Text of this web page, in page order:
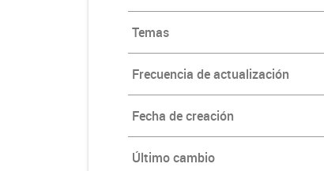
Temas
Frecuencia de actualización
Fecha de creación
Último cambio